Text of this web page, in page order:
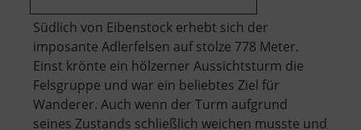
Südlich von Eibenstock erhebt sich der
imposante Adlerfelsen auf stolze 778 Meter.
Einst krönte ein hölzerner Aussichtsturm die
Felsgruppe und war ein beliebtes Ziel für
Wanderer. Auch wenn der Turm aufgrund
seines Zustands schließlich weichen musste und